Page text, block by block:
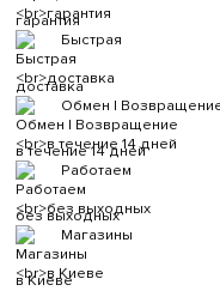
гарантия
Быстрая
доставка
Обмен |
в течение 14 дней
Работаем
без выходных
Магазины
в Киеве